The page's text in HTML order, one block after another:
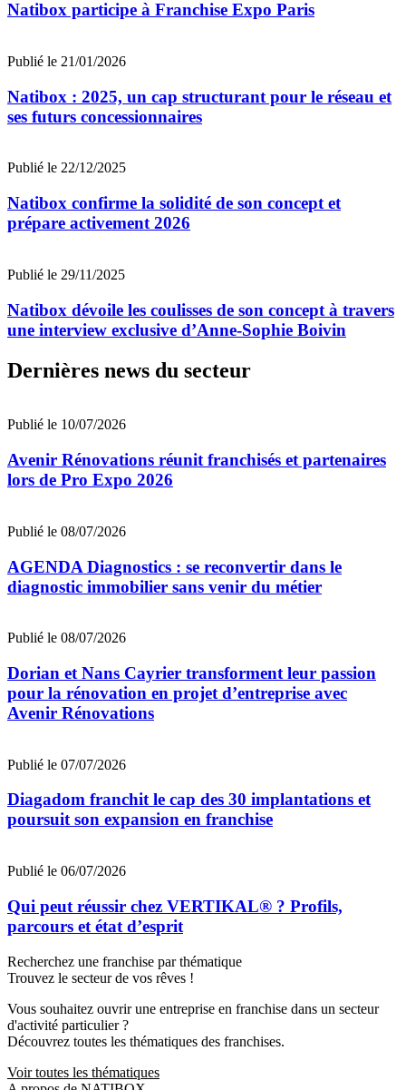
Natibox participe à Franchise Expo Paris
Publié le 21/01/2026
Natibox : 2025, un cap structurant pour le réseau et
ses futurs concessionnaires
Publié le 22/12/2025
Natibox confirme la solidité de son concept et
prépare activement 2026
Publié le 29/11/2025
Natibox dévoile les coulisses de son concept à travers
une interview exclusive d’Anne-Sophie Boivin
Dernières news du secteur
Publié le 10/07/2026
Avenir Rénovations réunit franchisés et partenaires
lors de Pro Expo 2026
Publié le 08/07/2026
AGENDA Diagnostics : se reconvertir dans le
diagnostic immobilier sans venir du métier
Publié le 08/07/2026
Dorian et Nans Cayrier transforment leur passion
pour la rénovation en projet d’entreprise avec
Avenir Rénovations
Publié le 07/07/2026
Diagadom franchit le cap des 30 implantations et
poursuit son expansion en franchise
Publié le 06/07/2026
Qui peut réussir chez VERTIKAL® ? Profils,
parcours et état d’esprit
Recherchez une franchise par thématique
Trouvez le secteur de vos rêves !
Vous souhaitez ouvrir une entreprise en franchise dans un secteur
d'activité particulier ?
Découvrez toutes les thématiques des franchises.
Voir toutes les thématiques